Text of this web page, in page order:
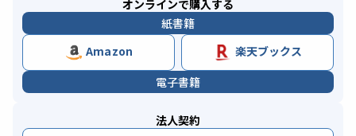
オンラインで購入する
紙書籍
Amazon
楽天ブックス
電子書籍
法人契約